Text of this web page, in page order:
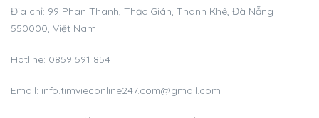
Địa chỉ: 99 Phan Thanh, Thạc Gián, Thanh Khê, Đà Nẵng
550000, Việt Nam
Hotline: 0859 591 854
Email: info.timvieconline247.com@gmail.com